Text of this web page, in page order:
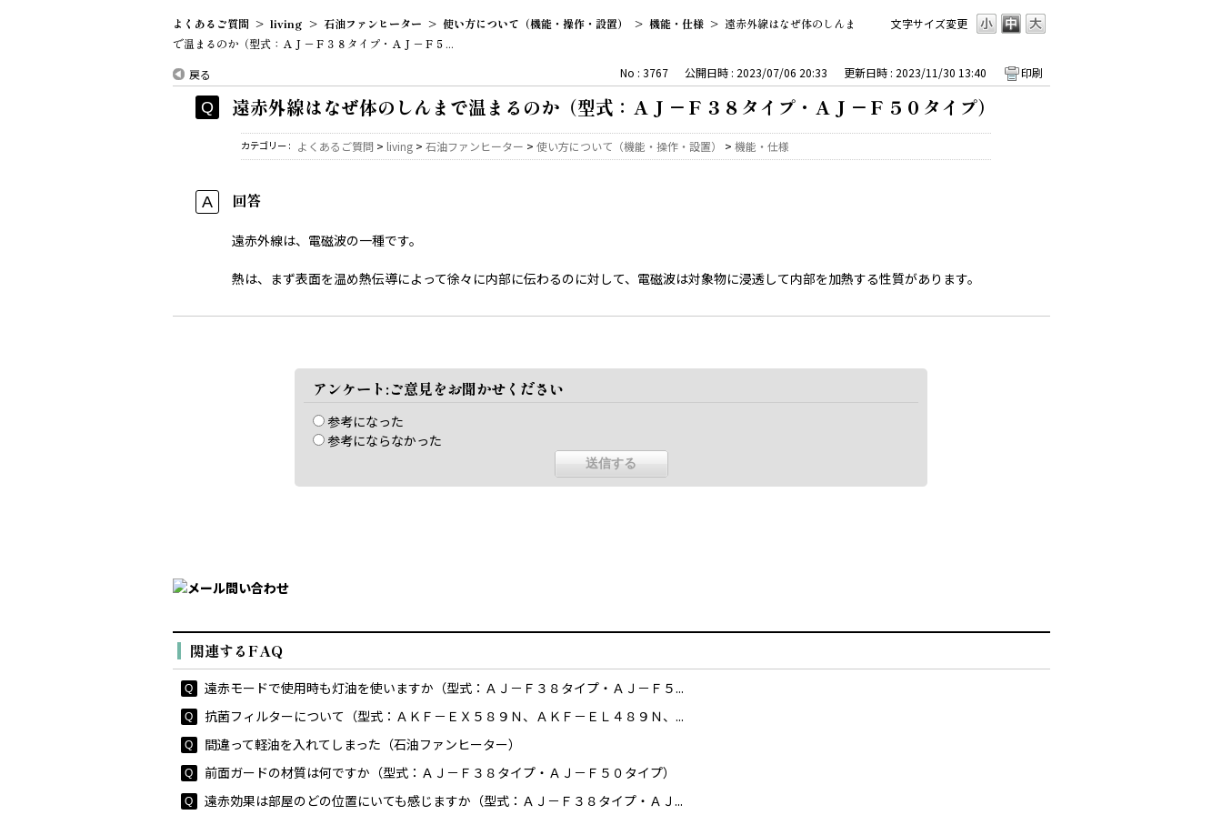
文字サイズ変更
よくあるご質問 > living > 石油ファンヒーター > 使い方について（機能・操作・設置） > 機能・仕様 > 遠赤外線はなぜ体のしんま
で温まるのか（型式：ＡＪ－Ｆ３８タイプ・ＡＪ－Ｆ５...
戻る
No : 3767 公開日時 : 2023/07/06 20:33 更新日時 : 2023/11/30 13:40 印刷
遠赤外線はなぜ体のしんまで温まるのか（型式：ＡＪ－Ｆ３８タイプ・ＡＪ－Ｆ５０タイプ）
カテゴリー : よくあるご質問 > living> 石油ファンヒーター > 使い方について（機能・操作・設置） > 機能・仕様
回答
遠赤外線は、電磁波の一種です。
熱は、まず表面を温め熱伝導によって徐々に内部に伝わるのに対して、電磁波は対象物に浸透して内部を加熱する性質があります。
アンケート:ご意見をお聞かせください
参考になった
参考にならなかった
関連するFAQ
遠赤モードで使用時も灯油を使いますか（型式：ＡＪ－Ｆ３８タイプ・ＡＪ－Ｆ５...
抗菌フィルターについて（型式：ＡＫＦ－ＥＸ５８９Ｎ、ＡＫＦ－ＥＬ４８９Ｎ、...
間違って軽油を入れてしまった（石油ファンヒーター）
前面ガードの材質は何ですか（型式：ＡＪ－Ｆ３８タイプ・ＡＪ－Ｆ５０タイプ）
遠赤効果は部屋のどの位置にいても感じますか（型式：ＡＪ－Ｆ３８タイプ・ＡＪ...